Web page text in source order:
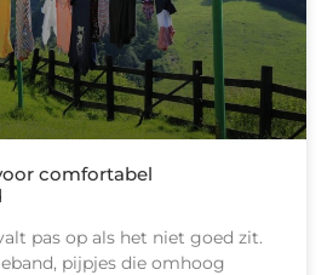
comfortabel
pas op als het niet goed zit.
pijpjes die omhoog